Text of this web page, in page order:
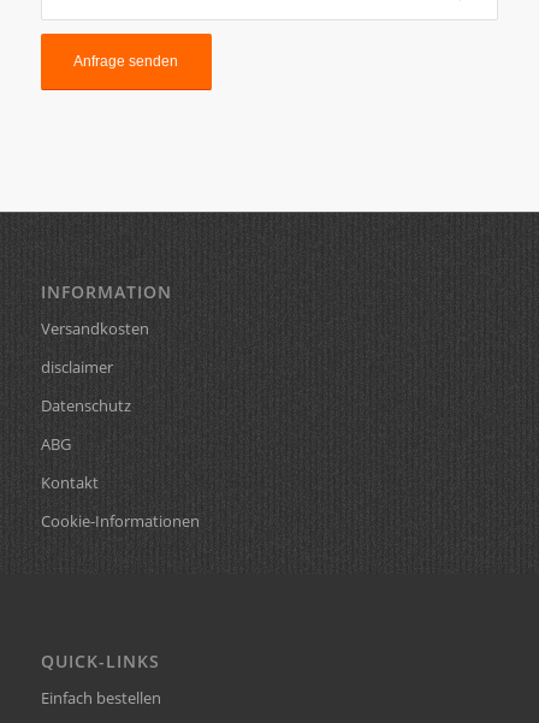
INFORMATION
Versandkosten
disclaimer
Datenschutz
ABG
Kontakt
Cookie-Informationen
QUICK-LINKS
Einfach bestellen